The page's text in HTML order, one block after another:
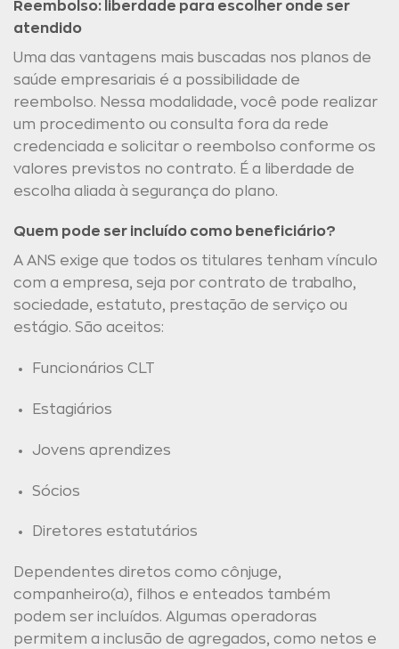
Reembolso: liberdade para escolher onde ser
atendido
Uma das vantagens mais buscadas nos planos de
saúde empresariais é a possibilidade de
reembolso. Nessa modalidade, você pode realizar
um procedimento ou consulta fora da rede
credenciada e solicitar o reembolso conforme os
valores previstos no contrato. É a liberdade de
escolha aliada à segurança do plano.
Quem pode ser incluído como beneficiário?
A ANS exige que todos os titulares tenham vínculo
com a empresa, seja por contrato de trabalho,
sociedade, estatuto, prestação de serviço ou
estágio. São aceitos:
Funcionários CLT
Estagiários
Jovens aprendizes
Sócios
Diretores estatutários
Dependentes diretos como cônjuge,
companheiro(a), filhos e enteados também
podem ser incluídos. Algumas operadoras
permitem a inclusão de agregados, como netos e